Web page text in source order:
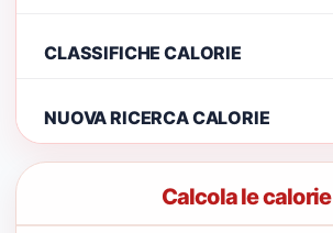
CLASSIFICHE CALORIE
NUOVA RICERCA CALORIE
Calcola le calorie